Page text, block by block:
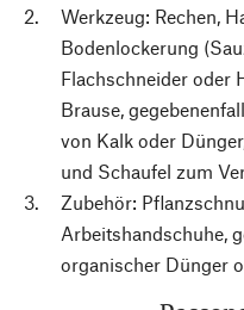
Werkzeug: Rechen,
Bodenlockerung
Flachschneider oder
Brause,
von Kalk oder
und Schaufel zum
Zubehör:
Arbeitshandschuhe,
organischer Dünger